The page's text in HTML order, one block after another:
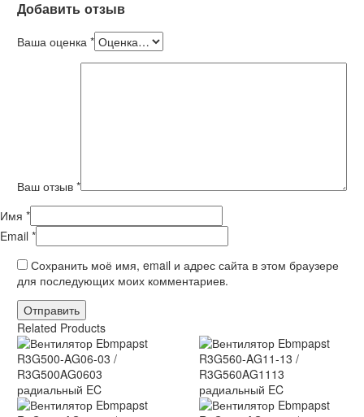
Добавить отзыв
Ваша оценка *
Ваш отзыв *
Имя *
Email *
Сохранить моё имя, email и адрес сайта в этом браузере
для последующих моих комментариев.
Отправить
Related Products